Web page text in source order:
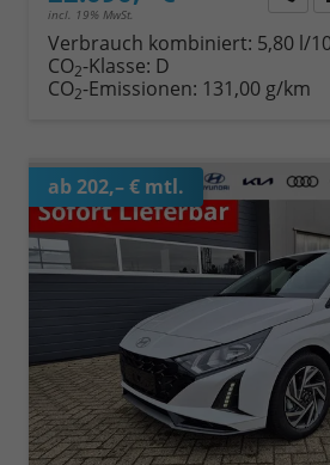
incl. 19% MwSt.
Verbrauch kombiniert: 5,80 l/
CO2-Klasse: D
CO2-Emissionen: 131,00 g/km
ab 202,– € mtl.